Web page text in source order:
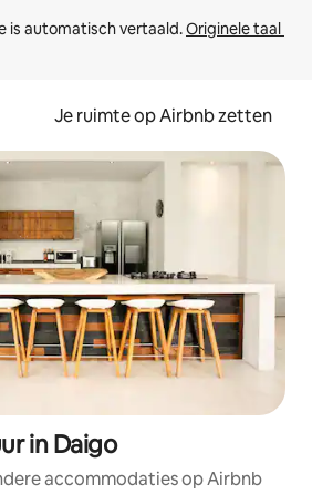
is automatisch vertaald. Originele taal
Je ruimte op Airbnb zetten
in Daigo
accommodaties op Airbnb